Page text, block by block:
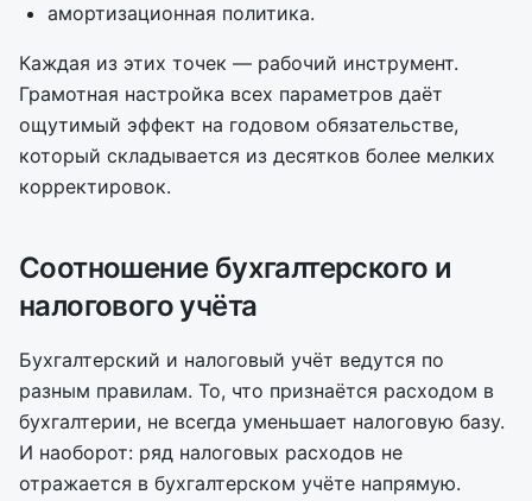
амортизационная политика.
Каждая из этих точек — рабочий инструмент.
Грамотная настройка всех параметров даёт
ощутимый эффект на годовом обязательстве,
который складывается из десятков более мелких
корректировок.
Соотношение бухгалтерского и
налогового учёта
Бухгалтерский и налоговый учёт ведутся по
разным правилам. То, что признаётся расходом в
бухгалтерии, не всегда уменьшает налоговую базу.
И наоборот: ряд налоговых расходов не
отражается в бухгалтерском учёте напрямую.